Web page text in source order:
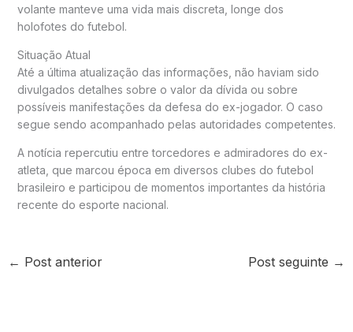
volante manteve uma vida mais discreta, longe dos
holofotes do futebol.
Situação Atual
Até a última atualização das informações, não haviam sido
divulgados detalhes sobre o valor da dívida ou sobre
possíveis manifestações da defesa do ex-jogador. O caso
segue sendo acompanhado pelas autoridades competentes.
A notícia repercutiu entre torcedores e admiradores do ex-
atleta, que marcou época em diversos clubes do futebol
brasileiro e participou de momentos importantes da história
recente do esporte nacional.
← Post anterior Post seguinte →